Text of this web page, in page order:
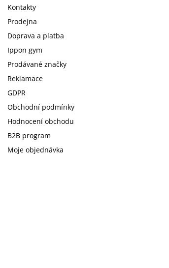
Kontakty
Prodejna
Doprava a platba
Ippon gym
Prodávané značky
Reklamace
GDPR
Obchodní podmínky
Hodnocení obchodu
B2B program
Moje objednávka